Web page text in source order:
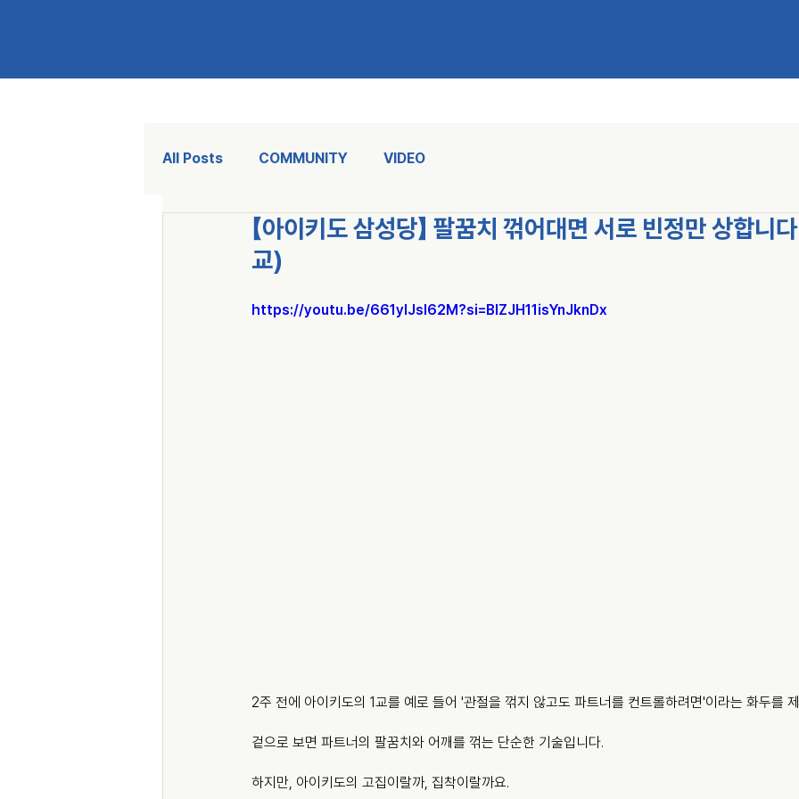
All Posts COMMUNITY VIDEO
【아이키도 삼성당】 팔꿈치 꺾어대면 서로 빈정만 상합니
교)
https://youtu.be/661yIJsl62M?si=BlZJH11isYnJknDx
2주 전에 아이키도의 1교를 예로 들어 '관절을 꺾지 않고도 파트너를 컨트롤하려면'이라는 화두를
겉으로 보면 파트너의 팔꿈치와 어깨를 꺾는 단순한 기술입니다.
하지만, 아이키도의 고집이랄까, 집착이랄까요.